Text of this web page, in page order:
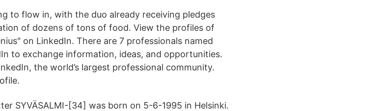
to flow in, with the duo already receiving pledges
of dozens of tons of food. View the profiles of
on LinkedIn. There are 7 professionals named
to exchange information, ideas, and opportunities.
the world’s largest professional community.
SYVÄSALMI-[34] was born on 5-6-1995 in Helsinki.